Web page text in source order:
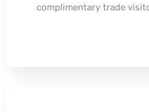
complimentary trade